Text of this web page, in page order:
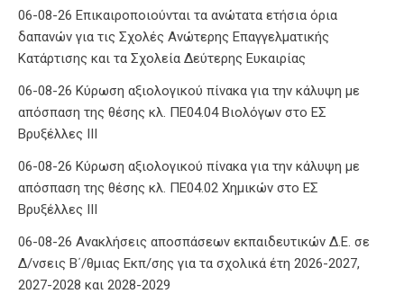
06-08-26 Επικαιροποιούνται τα ανώτατα ετήσια όρια
δαπανών για τις Σχολές Ανώτερης Επαγγελματικής
Κατάρτισης και τα Σχολεία Δεύτερης Ευκαιρίας
06-08-26 Κύρωση αξιολογικού πίνακα για την κάλυψη με
απόσπαση της θέσης κλ. ΠΕ04.04 Βιολόγων στο ΕΣ
Βρυξέλλες ΙΙΙ
06-08-26 Κύρωση αξιολογικού πίνακα για την κάλυψη με
απόσπαση της θέσης κλ. ΠΕ04.02 Χημικών στο ΕΣ
Βρυξέλλες ΙΙΙ
06-08-26 Ανακλήσεις αποσπάσεων εκπαιδευτικών Δ.Ε. σε
Δ/νσεις Β΄/θμιας Εκπ/σης για τα σχολικά έτη 2026-2027,
2027-2028 και 2028-2029